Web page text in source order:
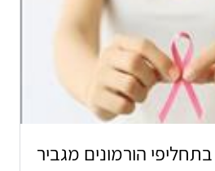
הורמונים מגביר